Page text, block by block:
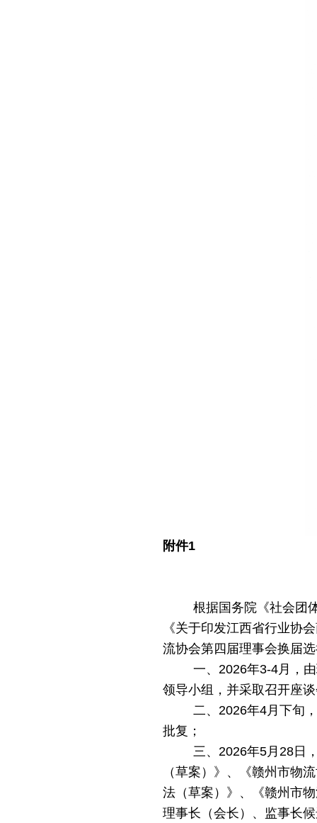
附件1
根据国务院《社会团
《关于印发江西省行业协
流协会第四届理事会换届
一、 2026年3-4月，
领导小组，并采取召开座
二、2026年4月下旬
批复；
三、2026年5月 28日
（草案）》、《赣州市物
法（草案）》、《赣州市
理事长（会长）、监事长